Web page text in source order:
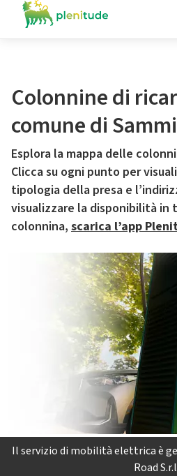
Colonnine di
comune di
Esplora la mappa delle
Clicca su ogni punto per
tipologia della presa e
visualizzare la disponibilità in
colonnina, scarica l’app
Il servizio di mobilità elettrica è
Road